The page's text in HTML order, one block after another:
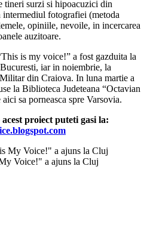
surzi si hipoacuzici din
fotografiei (metoda
opiniile, nevoile, in incercarea
auzitoare.
is my voice!” a fost gazduita la
iar in noiembrie, la
din Craiova. In luna martie a
la Biblioteca Judeteana “Octavian
sa porneasca spre Varsovia.
proiect puteti gasi la:
Voice!" a ajuns la Cluj